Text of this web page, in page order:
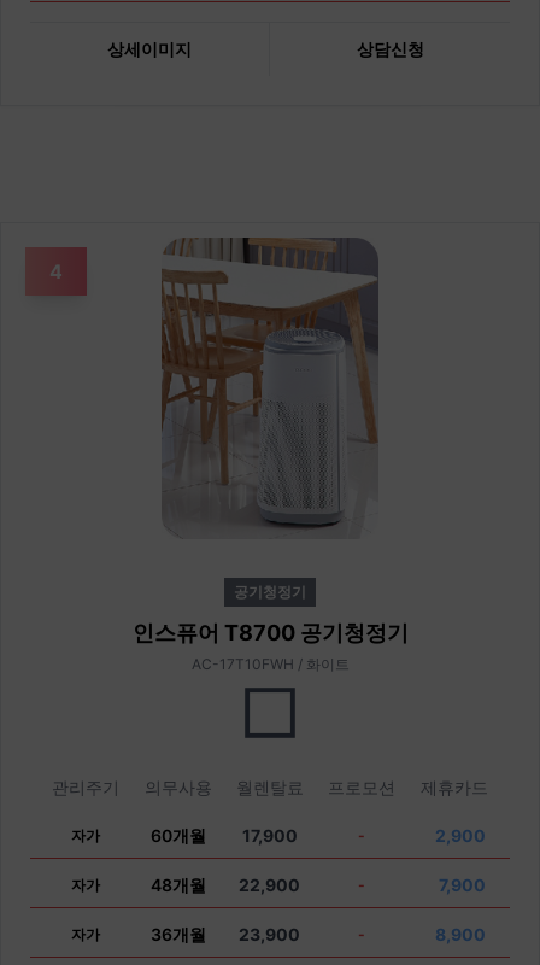
상세이미지 상담신청
4
공기청정기
인스퓨어 T8700 공기청정기
AC-17T10FWH / 화이트
관리주기 의무사용 월렌탈료 프로모션 제휴카드
자가 60개월 17,900 - 2,900
자가 48개월 22,900 - 7,900
자가 36개월 23,900 - 8,900